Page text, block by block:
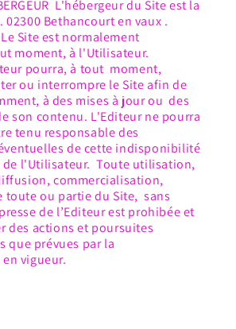
L'hébergeur du Site est la
Bethancourt en vaux .
Le Site est normalement
moment, à l'Utilisateur.
pourra, à tout moment,
ou interrompre le Site afin de
à des mises à jour ou des
son contenu. L'Editeur ne pourra
tenu responsable des
de cette indisponibilité
de l'Utilisateur. Toute utilisation,
commercialisation,
toute ou partie du Site, sans
de l’Editeur est prohibée et
des actions et poursuites
que prévues par la
vigueur.